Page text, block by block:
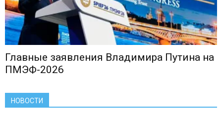
Главные заявления Владимира Путина на
ПМЭФ-2026
НОВОСТИ